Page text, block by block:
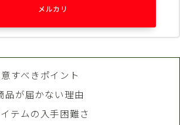
メルカリ
すべきポイント
品が届かない理由
テムの入手困難さ